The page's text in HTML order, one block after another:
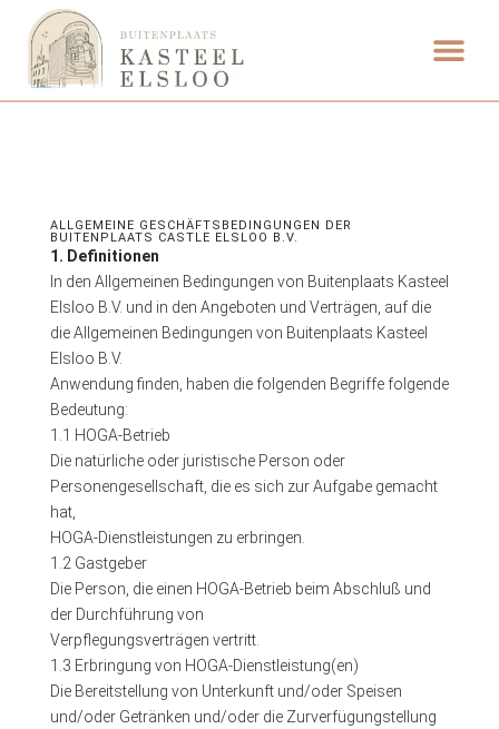
ALLGEMEINE GESCHÄFTSBEDINGUNGEN DER
BUITENPLAATS CASTLE ELSLOO B.V.
1. Definitionen
In den Allgemeinen Bedingungen von Buitenplaats Kasteel
Elsloo B.V. und in den Angeboten und Verträgen, auf die
die Allgemeinen Bedingungen von Buitenplaats Kasteel
Elsloo B.V.
Anwendung finden, haben die folgenden Begriffe folgende
Bedeutung:
1.1 HOGA-Betrieb
Die natürliche oder juristische Person oder
Personengesellschaft, die es sich zur Aufgabe gemacht
hat,
HOGA-Dienstleistungen zu erbringen.
1.2 Gastgeber
Die Person, die einen HOGA-Betrieb beim Abschluß und
der Durchführung von
Verpflegungsverträgen vertritt.
1.3 Erbringung von HOGA-Dienstleistung(en)
Die Bereitstellung von Unterkunft und/oder Speisen
und/oder Getränken und/oder die Zurverfügungstellung